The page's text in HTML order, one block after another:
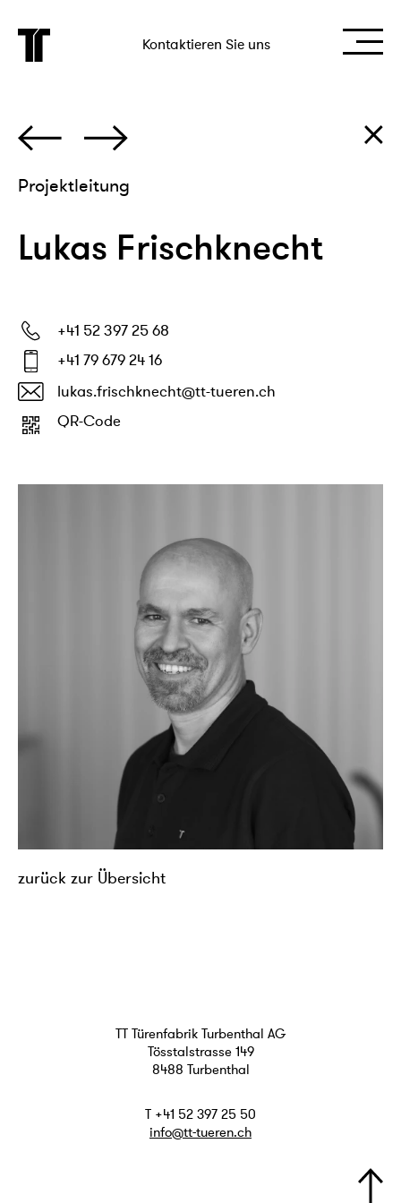
Kontaktieren Sie uns
Projektleitung
Lukas Frischknecht
+41 52 397 25 68
+41 79 679 24 16
lukas.frischknecht@tt-tueren.ch
QR-Code
zurück zur Übersicht
TT Türenfabrik Turbenthal AG
Tösstalstrasse 149
8488 Turbenthal
T +41 52 397 25 50
info@tt-tueren.ch